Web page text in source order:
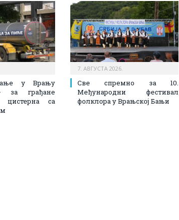
у Врању
за грађане
цистерна са
7. АВГУСТА 2026.
Све спремно за 10.
Међународни фестивал
фолклора у Врањској Бањи